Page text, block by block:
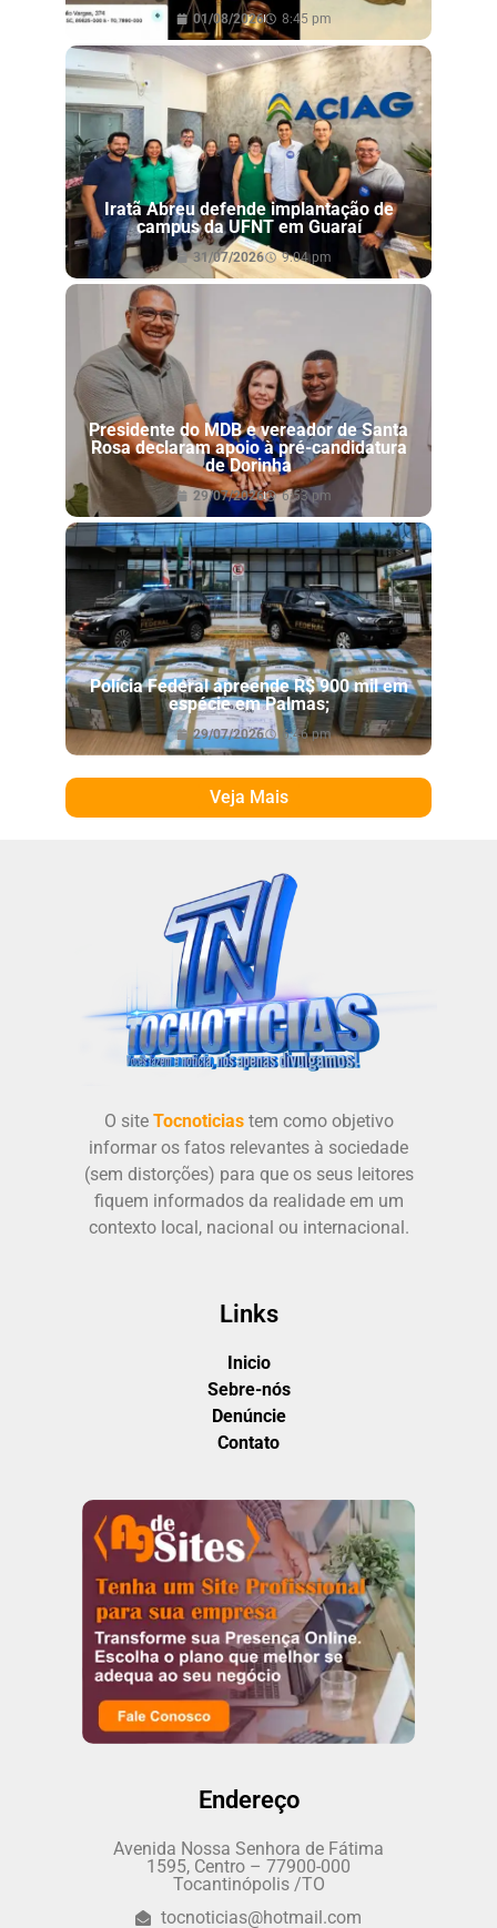
01/08/2026 8:45 pm
Iratã Abreu defende implantação de
campus da UFNT em Guaraí
31/07/2026 9:04 pm
Presidente do MDB e vereador de Santa
Rosa declaram apoio à pré-candidatura
de Dorinha
29/07/2026 6:53 pm
Polícia Federal apreende R$ 900 mil em
espécie em Palmas;
29/07/2026 6:46 pm
Veja Mais
O site Tocnoticiastem como objetivo
informar os fatos relevantes à sociedade
(sem distorções) para que os seus leitores
fiquem informados da realidade em um
contexto local, nacional ou internacional.
Links
Inicio
Sebre-nós
Denúncie
Contato
Endereço
Avenida Nossa Senhora de Fátima
1595, Centro – 77900-000
Tocantinópolis /TO
tocnoticias@hotmail.com